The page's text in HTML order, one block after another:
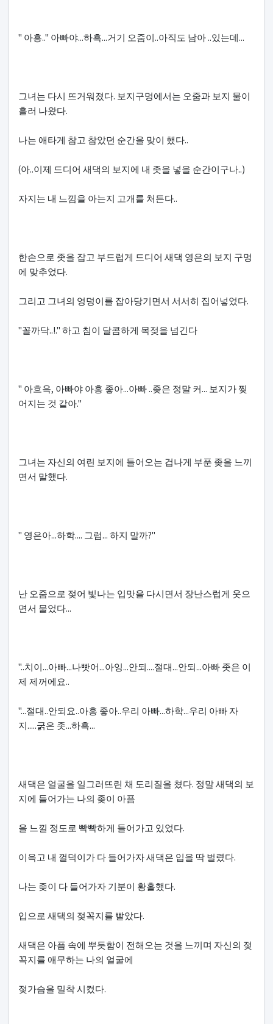
" 아흥.." 아빠야...하흑...거기 오줌이..아직도 남아 ..있는데...
그녀는 다시 뜨거워졌다. 보지구멍에서는 오줌과 보지 물이
흘러 나왔다.
나는 애타게 참고 참았던 순간을 맞이 했다..
(아..이제 드디어 새댁의 보지에 내 좃을 넣을 순간이구나..)
자지는 내 느낌을 아는지 고개를 처든다..
한손으로 좃을 잡고 부드럽게 드디어 새댁 영은의 보지 구멍
에 맞추었다.
그리고 그녀의 엉덩이를 잡아당기면서 서서히 집어넣었다.
"꼴까닥..!." 하고 침이 달콤하게 목젖을 넘긴다
" 아흐윽, 아빠야 아흥 좋아...아빠 ..좆은 정말 커... 보지가 찢
어지는 것 같아."
그녀는 자신의 여린 보지에 들어오는 겁나게 부푼 좆을 느끼
면서 말했다.
" 영은아...하학.... 그럼... 하지 말까?"
난 오줌으로 젖어 빛나는 입맛을 다시면서 장난스럽게 웃으
면서 물었다...
"..치이...아빠...나빳어...아잉...안되....절대...안되...아빠 좃은 이
제 제꺼에요..
"...절대..안되요..아흥 좋아..우리 아빠...하학...우리 아빠 자
지.....굵은 좃...하흑...
새댁은 얼굴을 일그러뜨린 채 도리질을 쳤다. 정말 새댁의 보
지에 들어가는 나의 좆이 아픔
을 느낄 정도로 빡빡하게 들어가고 있었다.
이윽고 내 껄덕이가 다 들어가자 새댁은 입을 딱 벌렸다.
나는 좆이 다 들어가자 기분이 황홀했다.
입으로 새댁의 젖꼭지를 빨았다.
새댁은 아픔 속에 뿌듯함이 전해오는 것을 느끼며 자신의 젖
꼭지를 애무하는 나의 얼굴에
젖가슴을 밀착 시켰다.